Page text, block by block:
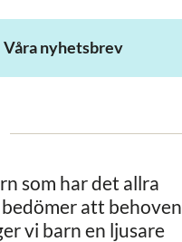
Våra nyhetsbrev
som har det allra
att behoven
vi barn en ljusare